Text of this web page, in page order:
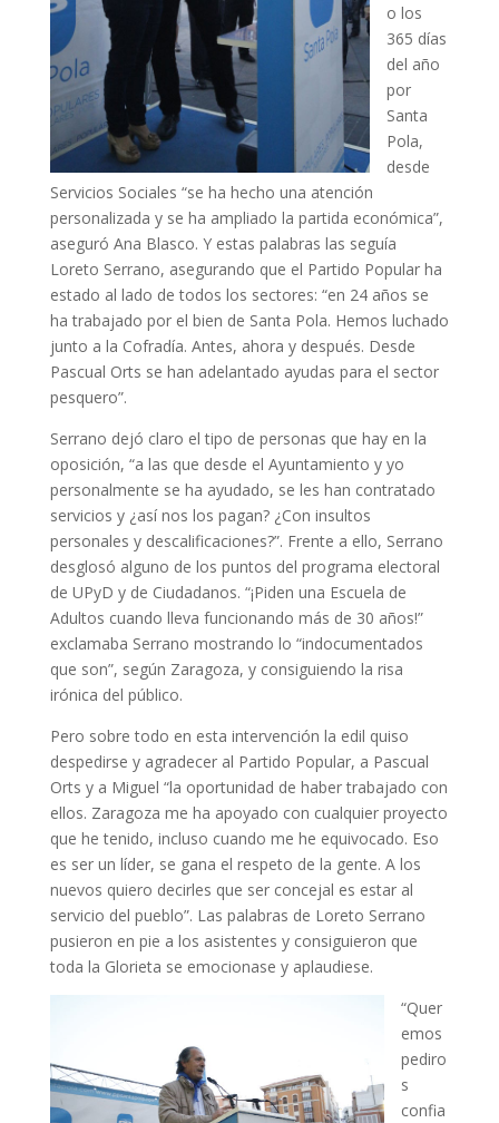
o los
365 días
del año
por
Santa
Pola,
desde
Servicios Sociales “se ha hecho una atención
personalizada y se ha ampliado la partida económica”,
aseguró Ana Blasco. Y estas palabras las seguía
Loreto Serrano, asegurando que el Partido Popular ha
estado al lado de todos los sectores: “en 24 años se
ha trabajado por el bien de Santa Pola. Hemos luchado
junto a la Cofradía. Antes, ahora y después. Desde
Pascual Orts se han adelantado ayudas para el sector
pesquero”.
Serrano dejó claro el tipo de personas que hay en la
oposición, “a las que desde el Ayuntamiento y yo
personalmente se ha ayudado, se les han contratado
servicios y ¿así nos los pagan? ¿Con insultos
personales y descalificaciones?”. Frente a ello, Serrano
desglosó alguno de los puntos del programa electoral
de UPyD y de Ciudadanos. “¡Piden una Escuela de
Adultos cuando lleva funcionando más de 30 años!”
exclamaba Serrano mostrando lo “indocumentados
que son”, según Zaragoza, y consiguiendo la risa
irónica del público.
Pero sobre todo en esta intervención la edil quiso
despedirse y agradecer al Partido Popular, a Pascual
Orts y a Miguel “la oportunidad de haber trabajado con
ellos. Zaragoza me ha apoyado con cualquier proyecto
que he tenido, incluso cuando me he equivocado. Eso
es ser un líder, se gana el respeto de la gente. A los
nuevos quiero decirles que ser concejal es estar al
servicio del pueblo”. Las palabras de Loreto Serrano
pusieron en pie a los asistentes y consiguieron que
toda la Glorieta se emocionase y aplaudiese.
“Quer
emos
pediro
s
confia